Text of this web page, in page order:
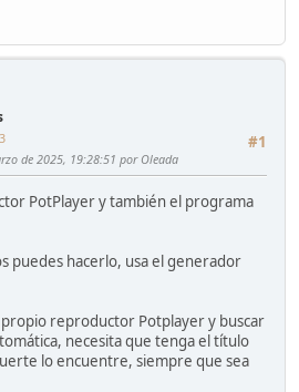
#1
de 2025, 19:28:51 por Oleada
PotPlayer y también el programa
puedes hacerlo, usa el generador
reproductor Potplayer y buscar
necesita que tenga el título
lo encuentre, siempre que sea